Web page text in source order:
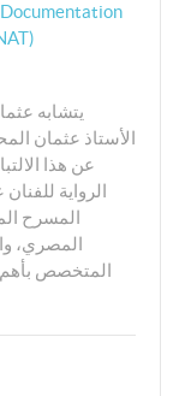
يتشابه
الأستاذ عثمان
عن هذا
الرواية
المسرح
المصري،
المتخصص بأهم